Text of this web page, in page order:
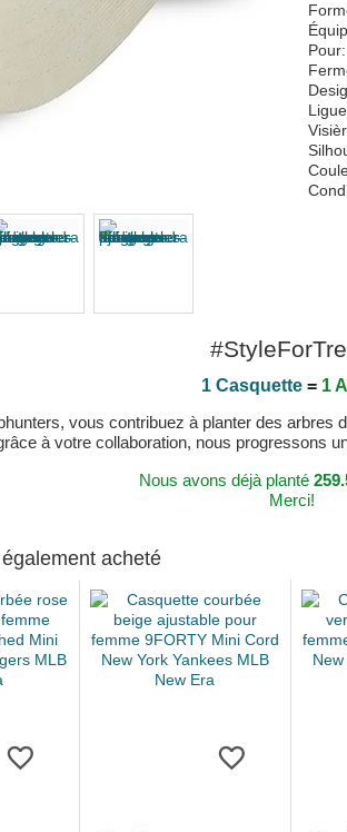
Pour:
1 Casquette= 1
vous contribuez à planter des
à votre collaboration, nous progressons
Nous avons déjà planté
Merci!
acheté